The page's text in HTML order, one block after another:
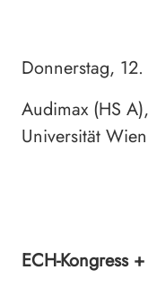
Donnerstag,
Audimax (HS
Universität Wien
ECH-Kongress